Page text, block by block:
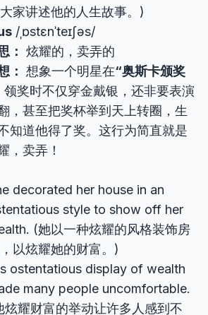
家讲述他的人生故事。)
/ˌɒstɛnˈteɪʃəs/
： 炫耀的，卖弄的
： 想象一个明星在“奥斯卡颁奖
领奖时不仅穿金戴银，还非要表演
，甚至把奖杯举到天上转圈，生
知道他得了奖。这行为简直就是
，卖弄！
decorated her house in an
style to show off her
(她以一种炫耀的风格装饰房
以炫耀她的财富。)
ostentatious display of wealth
many people uncomfortable.
炫耀财富的举动让许多人感到不